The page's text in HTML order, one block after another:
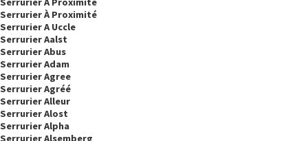
Serrurier À Proximité
Serrurier A Uccle
Serrurier Aalst
Serrurier Abus
Serrurier Adam
Serrurier Agree
Serrurier Agréé
Serrurier Alleur
Serrurier Alost
Serrurier Alpha
Serrurier Alsemberg